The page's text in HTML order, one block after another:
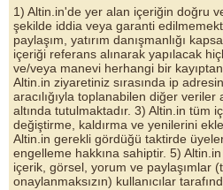
Altın Yorumları
Döviz Kurları
Çeyrek Altın
Bitcoin
Euro/Dolar Parite
Sterlin
Döviz Arşivi
1) Altin.in'de yer alan içeriğin doğru
şekilde iddia veya garanti
paylaşım, yatırım danışmanlığı
içeriği referans alınarak yapılacak
ve/veya manevi herhangi bir
Altin.in ziyaretiniz sırasında ip
aracılığıyla toplanabilen diğer veriler
altında tutulmaktadır. 3) Altin.in tüm
değiştirme, kaldırma ve yenilerini
Altin.in gerekli gördüğü taktirde
engelleme hakkına sahiptir. 5)
içerik, görsel, yorum ve paylaşımlar
onaylanmaksızın) kullanıcılar